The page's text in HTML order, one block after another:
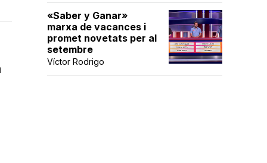
«Saber y Ganar»
marxa de vacances i
promet novetats per al
setembre
Víctor Rodrigo